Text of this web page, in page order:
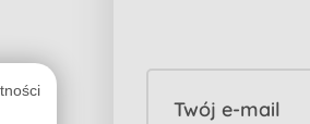
Twój e-mail